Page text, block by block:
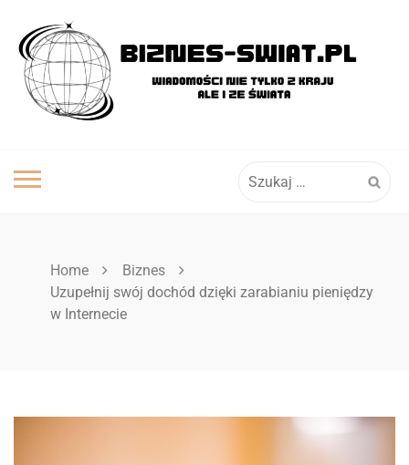
content
Home
Biznes
Uzupełnij swój dochód dzięki zarabianiu pieniędzy
w Internecie